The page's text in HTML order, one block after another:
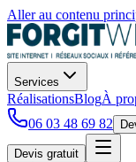
Aller au contenu
Services
RéalisationsBlogÀ
06 03 48 69 82
Devis gratuit